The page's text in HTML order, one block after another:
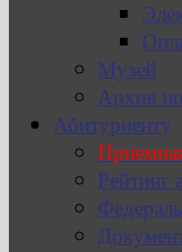
Музей
Архив
Абитуриенту
Рейтинг